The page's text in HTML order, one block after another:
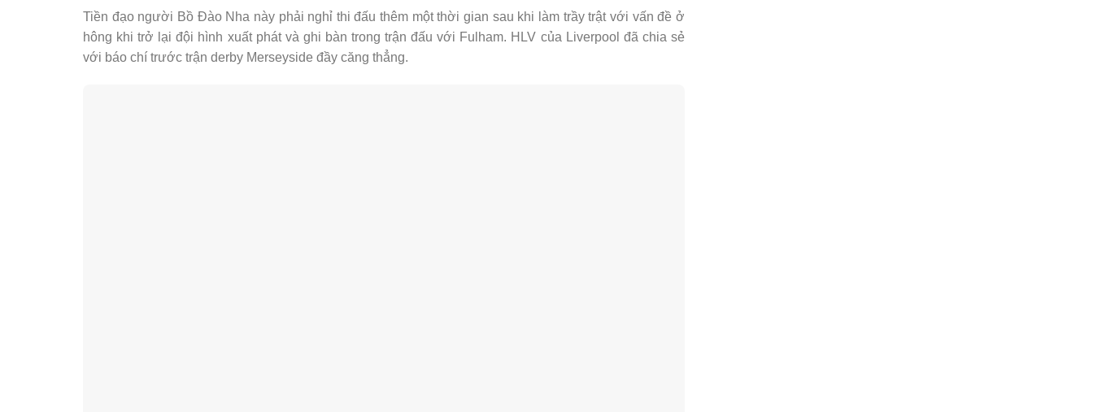
Tiền đạo người Bồ Đào Nha này phải nghỉ thi đấu thêm một thời gian sau khi làm trầy trật với vấn đề ở
hông khi trở lại đội hình xuất phát và ghi bàn trong trận đấu với Fulham. HLV của Liverpool đã chia sẻ
với báo chí trước trận derby Merseyside đầy căng thẳng.